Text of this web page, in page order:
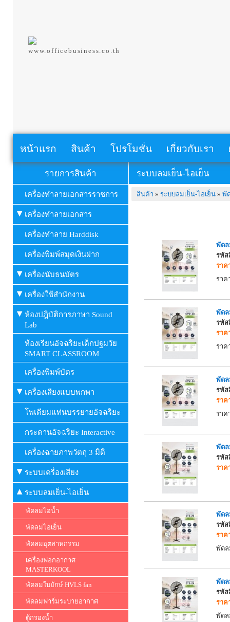
www.officebusiness.co.th
หน้าแรก สินค้า โปรโมชั่น เกี่ยวกับเรา
รายการสินค้า
เครื่องทำลายเอกสารราชการ
เครื่องทำลายเอกสาร
เครื่องทำลาย Harddisk
เครื่องพิมพ์สมุดเงินฝาก
เครื่องนับธนบัตร
เครื่องใช้สำนักงาน
ห้องปฎิบัติการภาษา Sound
Lab
ห้องเรียนอัจฉริยะเด็กปฐมวัย
SMART CLASSROOM
เครื่องพิมพ์บัตร
เครื่องเสียงแบบพกพา
โพเดียมแท่นบรรยายอัจฉริยะ
กระดานอัจฉริยะ Interactive
เครื่องฉายภาพวัตถุ 3 มิติ
ระบบเครื่องเสียง
ระบบลมเย็น-ไอเย็น
พัดลมไอน้ำ
พัดลมไอเย็น
พัดลมอุตสาหกรรม
เครื่องฟอกอากาศ
MASTERKOOL
พัดลมใบยักษ์ HVLS fan
พัดลมฟาร์มระบายอากาศ
ตู้กรองน้ำ
ระบบลมเย็น-ไอเย็น
สินค้า » ระบบลมเย็น-ไอเย็น » พั
พัดล
รหัส
ราค
ราค
พัดล
รหัส
ราค
ราค
พัดล
รหัส
ราค
ราค
พัดล
รหัส
ราค
พัดล
รหัส
ราค
พัดล
พัดล
รหัส
ราค
พัดล